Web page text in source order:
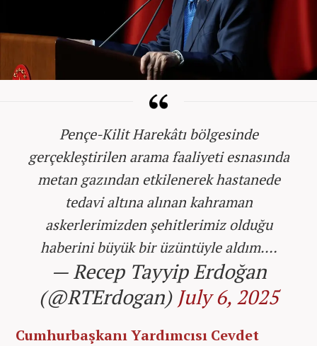
Pençe-Kilit Harekâtı bölgesinde
gerçekleştirilen arama faaliyeti esnasında
metan gazından etkilenerek hastanede
tedavi altına alınan kahraman
askerlerimizden şehitlerimiz olduğu
haberini büyük bir üzüntüyle aldım.…
— Recep Tayyip Erdoğan
(@RTErdogan) July 6, 2025
Cumhurbaşkanı Yardımcısı Cevdet